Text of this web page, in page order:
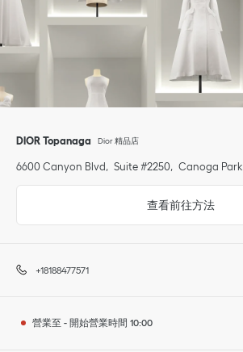
DIOR Topanaga Dior 精品店
6600 Canyon Blvd Suite #2250 Canoga Park
查看前往方法
+18188477571
營業至 - 開始營業時間 10:00